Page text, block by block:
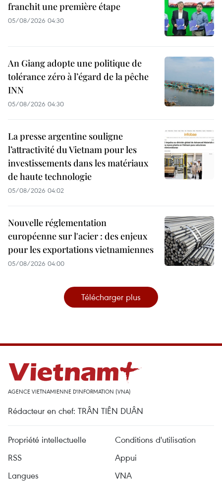
franchit une première étape
05/08/2026 04:30
An Giang adopte une politique de
tolérance zéro à l’égard de la pêche
INN
05/08/2026 04:30
La presse argentine souligne
l’attractivité du Vietnam pour les
investissements dans les matériaux
de haute technologie
05/08/2026 04:02
Nouvelle réglementation
européenne sur l'acier : des enjeux
pour les exportations vietnamiennes
05/08/2026 04:00
Télécharger plus
AGENCE VIETNAMIENNE D'INFORMATION (VNA)
Rédacteur en chef: TRÂN TIÊN DUÂN
Propriété intellectuelle
Conditions d'utilisation
RSS
Appui
Langues
VNA